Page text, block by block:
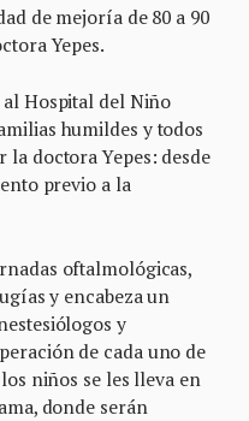
de mejoría de 80 a 90
Yepes.
al Hospital del Niño
humildes y todos
doctora Yepes: desde
previo a la
oftalmológicas,
y encabeza un
y
de cada uno de
niños se les lleva en
donde serán